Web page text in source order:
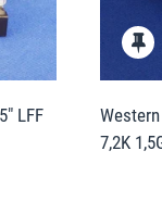
LFF
7,2K